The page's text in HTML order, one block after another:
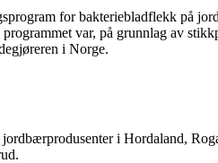
for bakteriebladflekk på
var, på grunnlag av
i Norge.
i Hordaland,